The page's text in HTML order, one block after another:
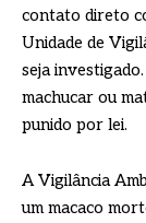
contato direto
Unidade de
seja
machucar ou
punido por lei.
A Vigilância
um macaco